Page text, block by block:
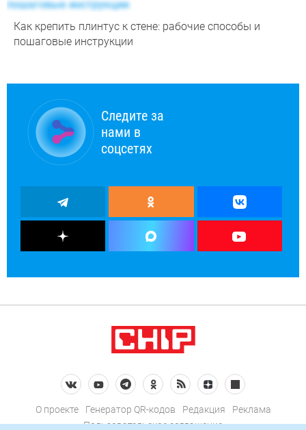
Как крепить плинтус к стене: рабочие способы и
пошаговые инструкции
Следите за
нами в
соцсетях
О проекте Генератор QR-кодов Редакция
Реклама
Пользовательское соглашение